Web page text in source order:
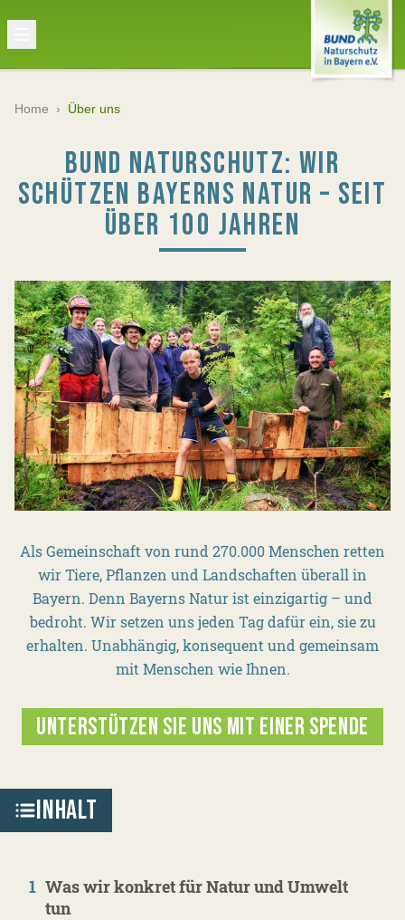
Home › Über uns
BUND NATURSCHUTZ: WIR
SCHÜTZEN BAYERNS NATUR – SEIT
ÜBER 100 JAHREN
Als Gemeinschaft von rund 270.000 Menschen retten
wir Tiere, Pflanzen und Landschaften überall in
Bayern. Denn Bayerns Natur ist einzigartig – und
bedroht. Wir setzen uns jeden Tag dafür ein, sie zu
erhalten. Unabhängig, konsequent und gemeinsam
mit Menschen wie Ihnen.
UNTERSTÜTZEN SIE UNS MIT EINER SPENDE
INHALT
1 Was wir konkret für Natur und Umwelt
tun